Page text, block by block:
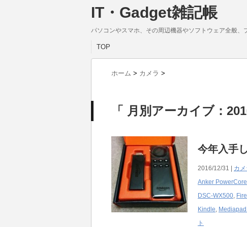
IT・Gadget雑記帳
パソコンやスマホ、その周辺機器やソフトウェア全般、
TOP
ホーム > カメラ >
「 月別アーカイブ：
今年入手
2016/12/31 | カメ
Anker
DSC-WX500,
Kindle,
ト